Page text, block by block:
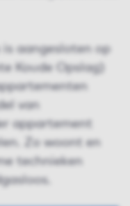
aangesloten op
Koude Opslag)
van
appartement
Zo woont en
technieken